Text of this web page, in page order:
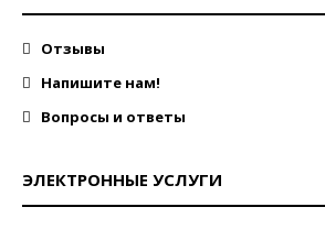
Отзывы
Напишите нам!
Вопросы и ответы
ЭЛЕКТРОННЫЕ УСЛУГИ